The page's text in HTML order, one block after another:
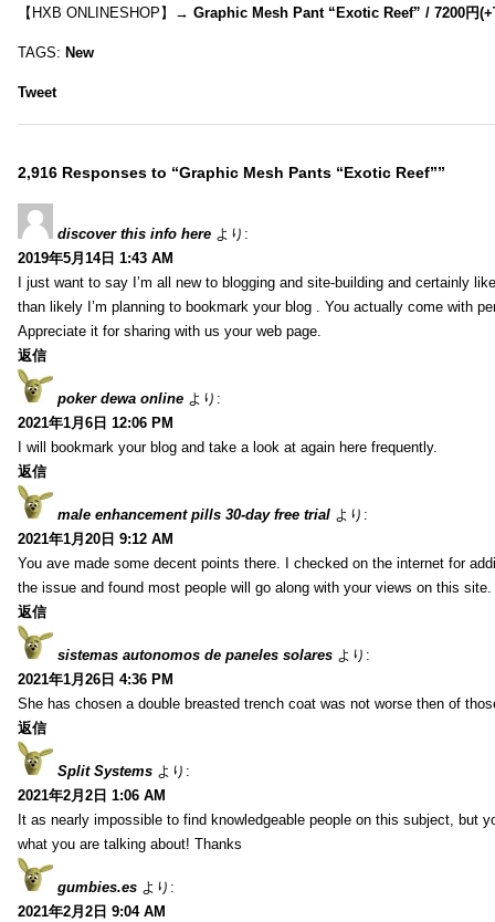
【HXB ONLINESHOP】→ Graphic Mesh Pant “Exotic Reef” / 7200円
TAGS: New
Tweet
2,916 Responses to “Graphic Mesh Pants “Exotic Reef””
discover this info here より:
2019年5月14日 1:43 AM
I just want to say I’m all new to blogging and site-building and certainly
than likely I’m planning to bookmark your blog . You actually come with
Appreciate it for sharing with us your web page.
返信
poker dewa online より:
2021年1月6日 12:06 PM
I will bookmark your blog and take a look at again here frequently.
返信
male enhancement pills 30-day free trial より:
2021年1月20日 9:12 AM
You ave made some decent points there. I checked on the internet for
the issue and found most people will go along with your views on this site.
返信
sistemas autonomos de paneles solares より:
2021年1月26日 4:36 PM
She has chosen a double breasted trench coat was not worse then of
返信
Split Systems より:
2021年2月2日 1:06 AM
It as nearly impossible to find knowledgeable people on this subject, but
what you are talking about! Thanks
gumbies.es より:
2021年2月2日 9:04 AM